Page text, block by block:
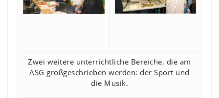
Zwei weitere unterrichtliche Bereiche, die am
ASG großgeschrieben werden: der Sport und
die Musik.